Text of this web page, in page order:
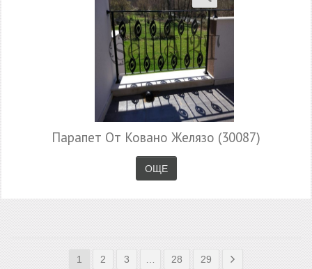
Парапет От Ковано Желязо (30087)
ОЩЕ
1 2 3 … 28 29